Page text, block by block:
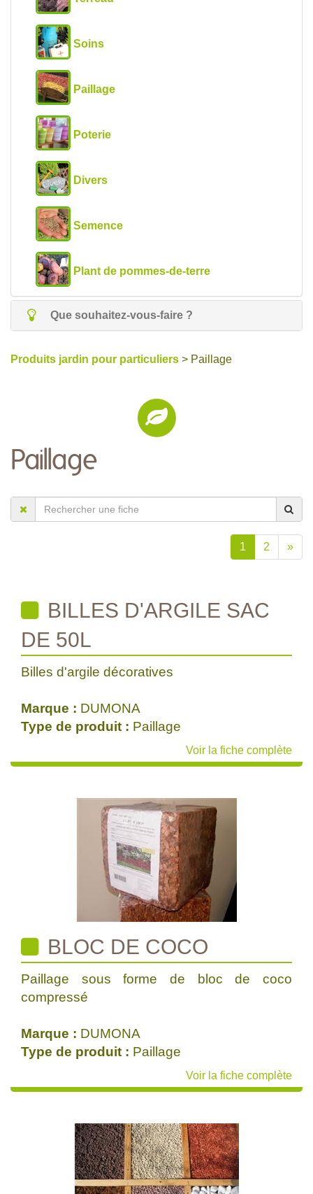
Soins
Paillage
Poterie
Divers
Semence
Plant de pommes-de-terre
Que souhaitez-vous-faire ?
Produits jardin pour particuliers > Paillage
Paillage
1 2 »
BILLES D'ARGILE SAC
DE 50L
Billes d'argile décoratives
Marque : DUMONA
Type de produit : Paillage
Voir la fiche complète
BLOC DE COCO
Paillage sous forme de bloc de coco
compressé
Marque : DUMONA
Type de produit : Paillage
Voir la fiche complète